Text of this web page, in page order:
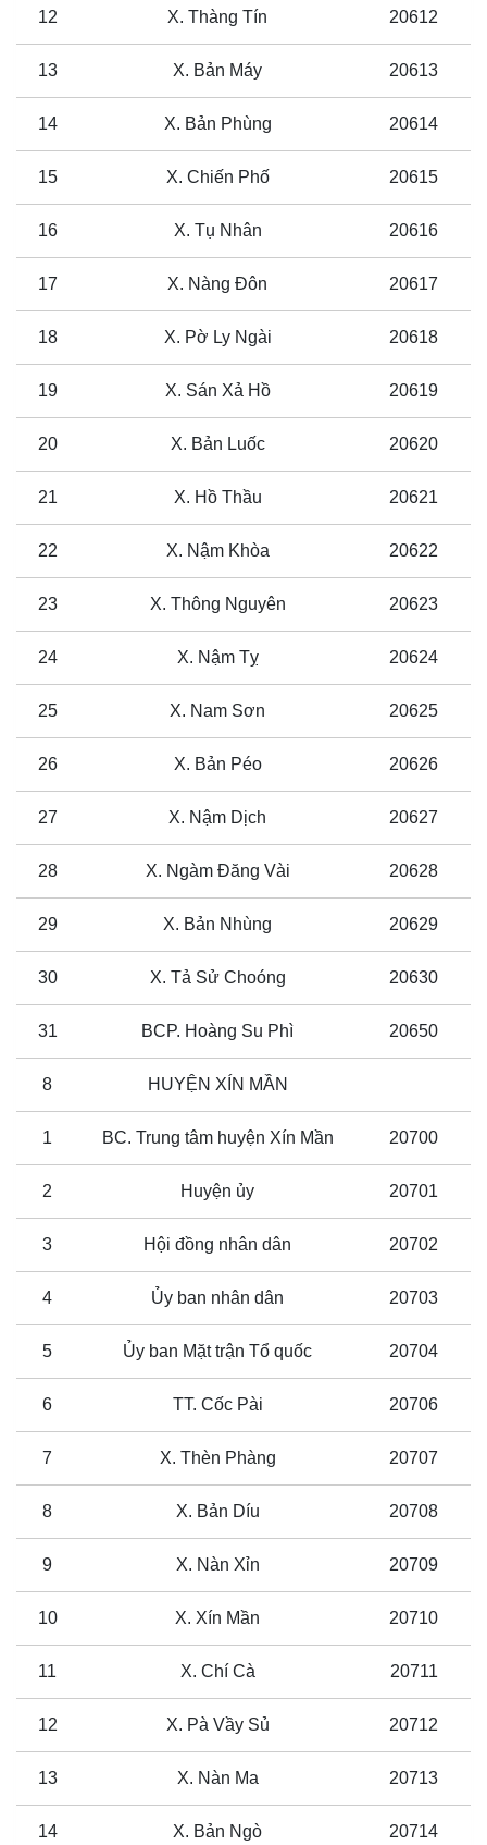
12 X. Thàng Tín 20612
13 X. Bản Máy 20613
14 X. Bản Phùng 20614
15 X. Chiến Phố 20615
16 X. Tụ Nhân 20616
17 X. Nàng Đôn 20617
18 X. Pờ Ly Ngài 20618
19 X. Sán Xả Hồ 20619
20 X. Bản Luốc 20620
21 X. Hồ Thầu 20621
22 X. Nậm Khòa 20622
23 X. Thông Nguyên 20623
24 X. Nậm Tỵ 20624
25 X. Nam Sơn 20625
26 X. Bản Péo 20626
27 X. Nậm Dịch 20627
28 X. Ngàm Đăng Vài 20628
29 X. Bản Nhùng 20629
30 X. Tả Sử Choóng 20630
31 BCP. Hoàng Su Phì 20650
8 HUYỆN XÍN MẦN
1 BC. Trung tâm huyện Xín Mần 20700
2 Huyện ủy 20701
3 Hội đồng nhân dân 20702
4 Ủy ban nhân dân 20703
5 Ủy ban Mặt trận Tổ quốc 20704
6 TT. Cốc Pài 20706
7 X. Thèn Phàng 20707
8 X. Bản Díu 20708
9 X. Nàn Xỉn 20709
10 X. Xín Mần 20710
11 X. Chí Cà 20711
12 X. Pà Vầy Sủ 20712
13 X. Nàn Ma 20713
14 X. Bản Ngò 20714